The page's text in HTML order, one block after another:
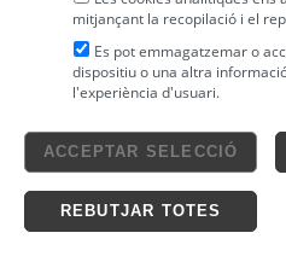
powered by4tickets S.L.
Ticketing solutions
mitjançant la recopilació i el
Es pot emmagatzemar o
dispositiu o una altra
l'experiència d'usuari.
ACCEPTAR SELECCIÓ
REBUTJAR TOTES